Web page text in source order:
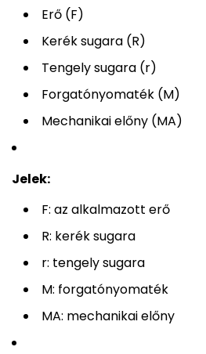
Erő (F)
Kerék sugara (R)
Tengely sugara (r)
Forgatónyomaték (M)
Mechanikai előny (MA)
Jelek:
F: az alkalmazott erő
R: kerék sugara
r: tengely sugara
M: forgatónyomaték
MA: mechanikai előny